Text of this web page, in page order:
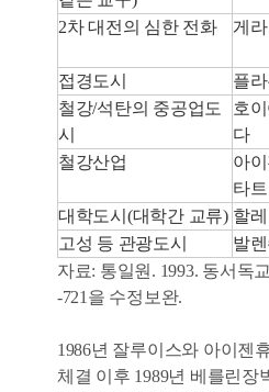
2차 대전의 심한 전화 게라
접경도시
플라
철강/석탄의 중공업도
시
호
다
철강산업
아
타트
대학도시(대학간 교류) 할레
고성 등 관광도시
발
자료: 통일원. 1993. 동서독
-721을 수정보완.
1986년 잘루이스와 아이젠
체결 이후 1989년 베를린장